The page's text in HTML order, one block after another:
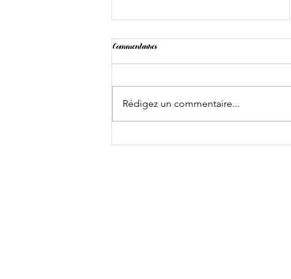
L'Amour est dans la salle
Commentaires
Rédigez un commentaire...